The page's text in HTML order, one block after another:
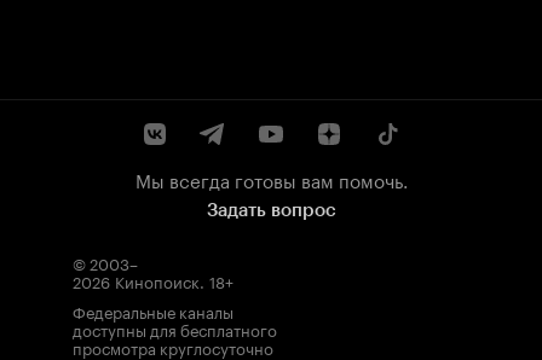
Мы всегда готовы вам помочь.
Задать вопрос
© 2003–
2026 Кинопоиск. 18+
Федеральные каналы
доступны для бесплатного
просмотра круглосуточно